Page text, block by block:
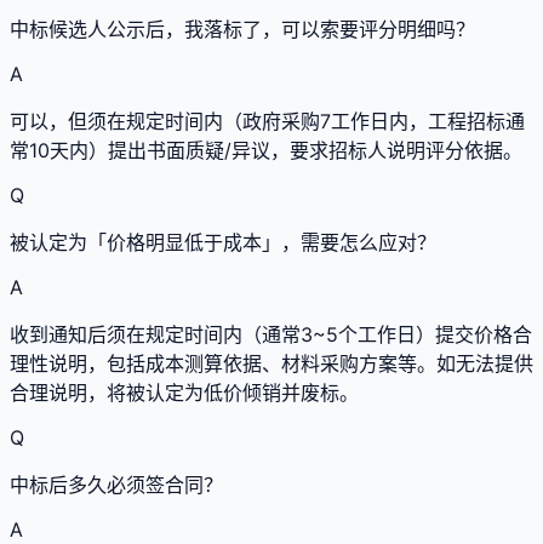
中标候选人公示后，我落标了，可以索要评分明细吗？
A
可以，但须在规定时间内（政府采购7工作日内，工程招标通
常10天内）提出书面质疑/异议，要求招标人说明评分依据。
Q
被认定为「价格明显低于成本」，需要怎么应对？
A
收到通知后须在规定时间内（通常3~5个工作日）提交价格合
理性说明，包括成本测算依据、材料采购方案等。如无法提供
合理说明，将被认定为低价倾销并废标。
Q
中标后多久必须签合同？
A